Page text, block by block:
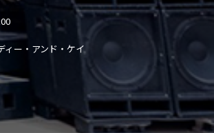
ィー・アンド・ケイ